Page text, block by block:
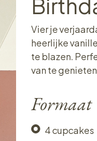
Vier je
heerlijke
te blazen.
van te
Formaat
4 cupcakes